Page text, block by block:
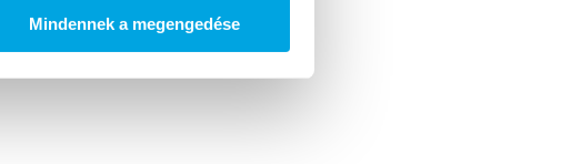
Mindennek a megengedése
programja